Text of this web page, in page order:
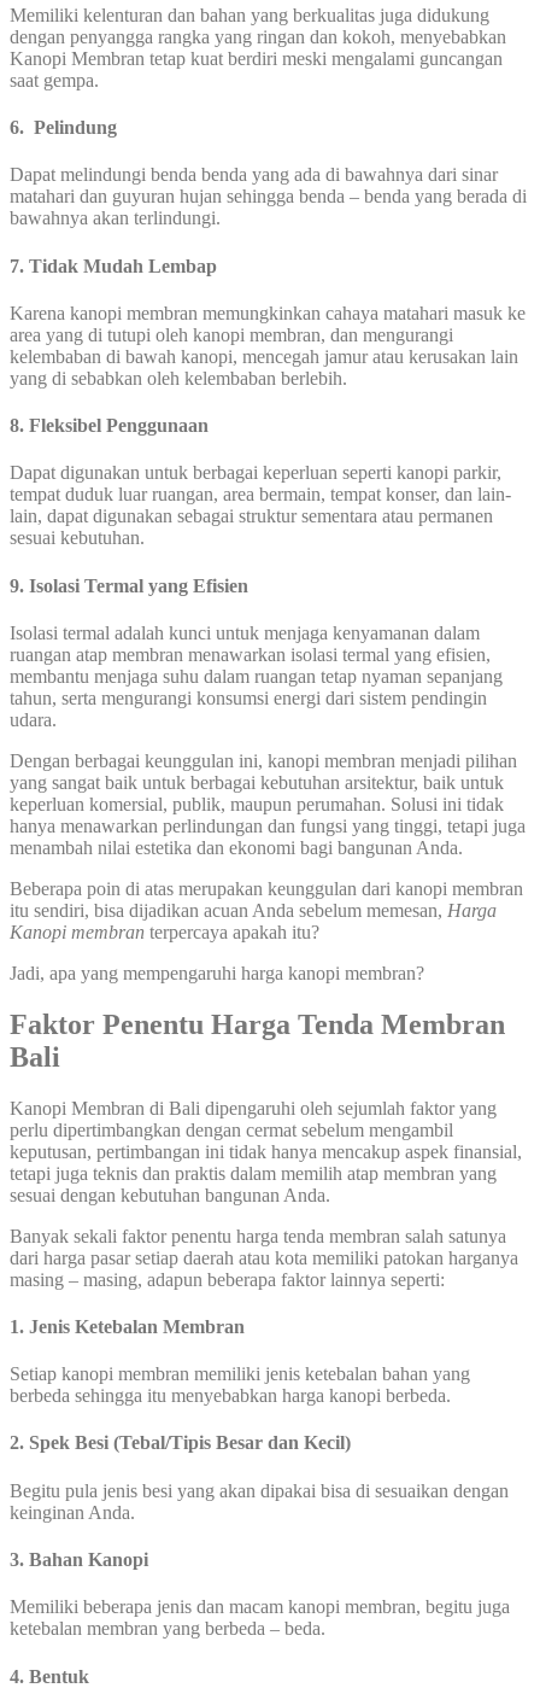
Memiliki kelenturan dan bahan yang berkualitas juga didukung
dengan penyangga rangka yang ringan dan kokoh, menyebabkan
Kanopi Membran tetap kuat berdiri meski mengalami guncangan
saat gempa.
6. Pelindung
Dapat melindungi benda benda yang ada di bawahnya dari sinar
matahari dan guyuran hujan sehingga benda – benda yang berada di
bawahnya akan terlindungi.
7. Tidak Mudah Lembap
Karena kanopi membran memungkinkan cahaya matahari masuk ke
area yang di tutupi oleh kanopi membran, dan mengurangi
kelembaban di bawah kanopi, mencegah jamur atau kerusakan lain
yang di sebabkan oleh kelembaban berlebih.
8. Fleksibel Penggunaan
Dapat digunakan untuk berbagai keperluan seperti kanopi parkir,
tempat duduk luar ruangan, area bermain, tempat konser, dan lain-
lain, dapat digunakan sebagai struktur sementara atau permanen
sesuai kebutuhan.
9. Isolasi Termal yang Efisien
Isolasi termal adalah kunci untuk menjaga kenyamanan dalam
ruangan atap membran menawarkan isolasi termal yang efisien,
membantu menjaga suhu dalam ruangan tetap nyaman sepanjang
tahun, serta mengurangi konsumsi energi dari sistem pendingin
udara.
Dengan berbagai keunggulan ini, kanopi membran menjadi pilihan
yang sangat baik untuk berbagai kebutuhan arsitektur, baik untuk
keperluan komersial, publik, maupun perumahan. Solusi ini tidak
hanya menawarkan perlindungan dan fungsi yang tinggi, tetapi juga
menambah nilai estetika dan ekonomi bagi bangunan Anda.
Beberapa poin di atas merupakan keunggulan dari kanopi membran
itu sendiri, bisa dijadikan acuan Anda sebelum memesan, Harga
Kanopi membran terpercaya apakah itu?
Jadi, apa yang mempengaruhi harga kanopi membran?
Faktor Penentu Harga Tenda Membran
Bali
Kanopi Membran di Bali dipengaruhi oleh sejumlah faktor yang
perlu dipertimbangkan dengan cermat sebelum mengambil
keputusan, pertimbangan ini tidak hanya mencakup aspek finansial,
tetapi juga teknis dan praktis dalam memilih atap membran yang
sesuai dengan kebutuhan bangunan Anda.
Banyak sekali faktor penentu harga tenda membran salah satunya
dari harga pasar setiap daerah atau kota memiliki patokan harganya
masing – masing, adapun beberapa faktor lainnya seperti:
1. Jenis Ketebalan Membran
Setiap kanopi membran memiliki jenis ketebalan bahan yang
berbeda sehingga itu menyebabkan harga kanopi berbeda.
2. Spek Besi (Tebal/Tipis Besar dan Kecil)
Begitu pula jenis besi yang akan dipakai bisa di sesuaikan dengan
keinginan Anda.
3. Bahan Kanopi
Memiliki beberapa jenis dan macam kanopi membran, begitu juga
ketebalan membran yang berbeda – beda.
4. Bentuk